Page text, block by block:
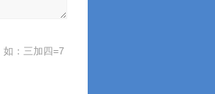
：三加四=7